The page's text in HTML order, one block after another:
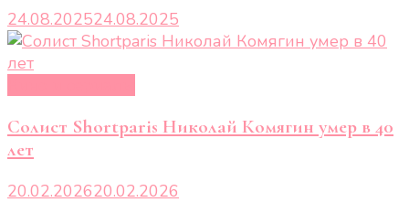
24.08.202524.08.2025
Солист Shortparis Николай Комягин умер в 40
лет
20.02.202620.02.2026